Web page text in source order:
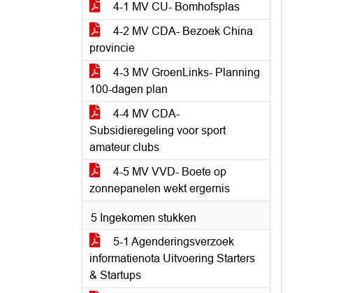
4-1 MV CU- Bomhofsplas
4-2 MV CDA- Bezoek China
provincie
4-3 MV GroenLinks- Planning
100-dagen plan
4-4 MV CDA-
Subsidieregeling voor sport
amateur clubs
4-5 MV VVD- Boete op
zonnepanelen wekt ergernis
5 Ingekomen stukken
5-1 Agenderingsverzoek
informatienota Uitvoering Starters
& Startups